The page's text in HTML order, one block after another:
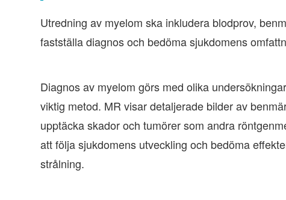
Utredning av myelom ska inkludera blodprov,
fastställa diagnos och bedöma sjukdomens
Diagnos av myelom görs med olika
viktig metod. MR visar detaljerade bilder av
upptäcka skador och tumörer som andra
att följa sjukdomens utveckling och bedöma
strålning.